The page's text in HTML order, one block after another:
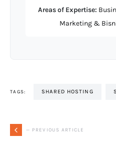
Areas of Expertise:
Marketing &
TAGS: SHARED HOSTING
— PREVIOUS ARTICLE